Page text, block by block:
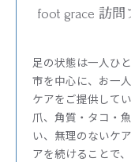
foot grace 訪
足の状態は一人ひ
市を中心に、お一
ケアをご提供して
爪、角質・タコ・
い、無理のないケ
アを続けることで